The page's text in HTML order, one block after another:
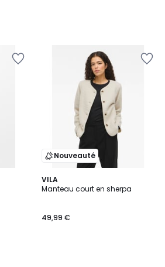
Nouveauté
VILA
Manteau court en sherpa
49,99 €